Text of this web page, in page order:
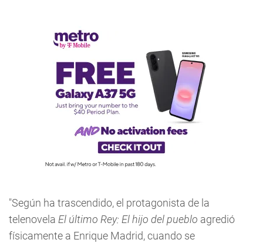
"Según ha trascendido, el protagonista de la
telenovela El último Rey: El hijo del pueblo agredió
físicamente a Enrique Madrid, cuando se